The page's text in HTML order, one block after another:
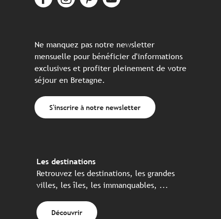
Ne manquez pas notre newsletter
mensuelle pour bénéficier d'informations
exclusives et profiter pleinement de votre
séjour en Bretagne.
S'inscrire à notre newsletter
Les destinations
Retrouvez les destinations, les grandes
villes, les îles, les immanquables, ...
Découvrir